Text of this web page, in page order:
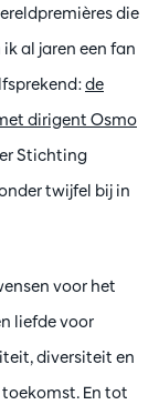
die
al jaren een fan
de
dirigent Osmo
Stichting
twijfel bij in
voor het
liefde voor
diversiteit en
En tot